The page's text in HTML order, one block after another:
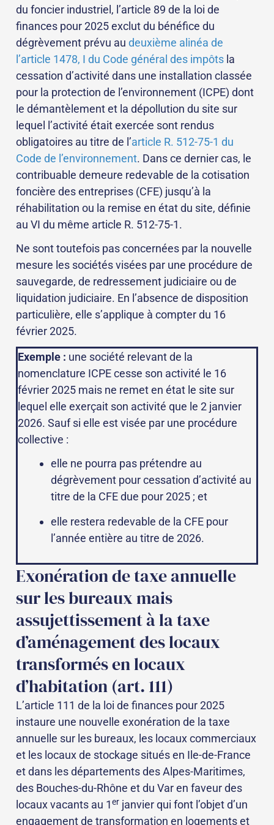
du foncier industriel, l’article 89 de la loi de
finances pour 2025 exclut du bénéfice du
dégrèvement prévu au deuxième alinéa de
l’article 1478, I du Code général des impôts la
cessation d’activité dans une installation classée
pour la protection de l’environnement (ICPE) dont
le démantèlement et la dépollution du site sur
lequel l’activité était exercée sont rendus
obligatoires au titre de l’article R. 512-75-1 du
Code de l’environnement. Dans ce dernier cas, le
contribuable demeure redevable de la cotisation
foncière des entreprises (CFE) jusqu’à la
réhabilitation ou la remise en état du site, définie
au VI du même article R. 512-75-1.
Ne sont toutefois pas concernées par la nouvelle
mesure les sociétés visées par une procédure de
sauvegarde, de redressement judiciaire ou de
liquidation judiciaire. En l’absence de disposition
particulière, elle s’applique à compter du 16
février 2025.
Exemple : une société relevant de la
nomenclature ICPE cesse son activité le 16
février 2025 mais ne remet en état le site sur
lequel elle exerçait son activité que le 2 janvier
2026. Sauf si elle est visée par une procédure
collective :
elle ne pourra pas prétendre au
dégrèvement pour cessation d’activité au
titre de la CFE due pour 2025 ; et
elle restera redevable de la CFE pour
l’année entière au titre de 2026.
Exonération de taxe annuelle
sur les bureaux mais
assujettissement à la taxe
d’aménagement des locaux
transformés en locaux
d’habitation (art. 111)
L’article 111 de la loi de finances pour 2025
instaure une nouvelle exonération de la taxe
annuelle sur les bureaux, les locaux commerciaux
et les locaux de stockage situés en Ile-de-France
et dans les départements des Alpes-Maritimes,
des Bouches-du-Rhône et du Var en faveur des
locaux vacants au 1er janvier qui font l’objet d’un
engagement de transformation en logements et